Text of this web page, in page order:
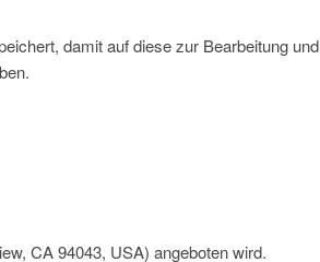
damit auf diese zur Bearbeitung und
CA 94043, USA) angeboten wird.